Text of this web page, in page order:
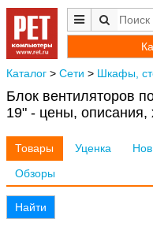
Каталог > Сети > Шкафы,
Блок вентиляторов
19" - цены, описания,
Товары Уценка
Обзоры
Найти